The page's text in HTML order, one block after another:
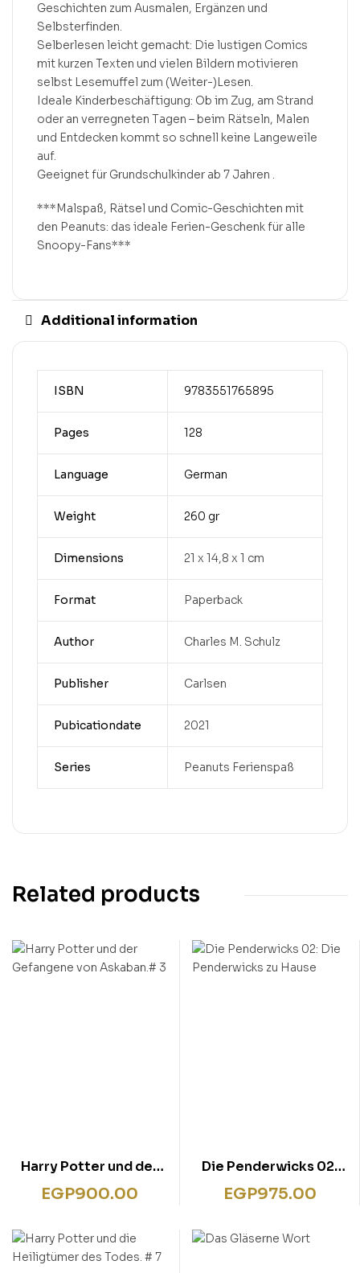
Geschichten zum Ausmalen, Ergänzen und
Selbsterfinden.
Selberlesen leicht gemacht: Die lustigen Comics
mit kurzen Texten und vielen Bildern motivieren
selbst Lesemuffel zum (Weiter-)Lesen.
Ideale Kinderbeschäftigung: Ob im Zug, am Strand
oder an verregneten Tagen – beim Rätseln, Malen
und Entdecken kommt so schnell keine Langeweile
auf.
Geeignet für Grundschulkinder ab 7 Jahren .
***Malspaß, Rätsel und Comic-Geschichten mit
den Peanuts: das ideale Ferien-Geschenk für alle
Snoopy-Fans***
Additional information
ISBN 9783551765895
Pages 128
Language German
Weight 260 gr
Dimensions 21 x 14,8 x 1 cm
Format Paperback
Author Charles M. Schulz
Publisher Carlsen
Pubicationdate 2021
Series Peanuts Ferienspaß
Related products
Harry Potter und der
Gefangene von
EGP900.00
Die Penderwicks 02:
Die Penderwicks zu
EGP975.00